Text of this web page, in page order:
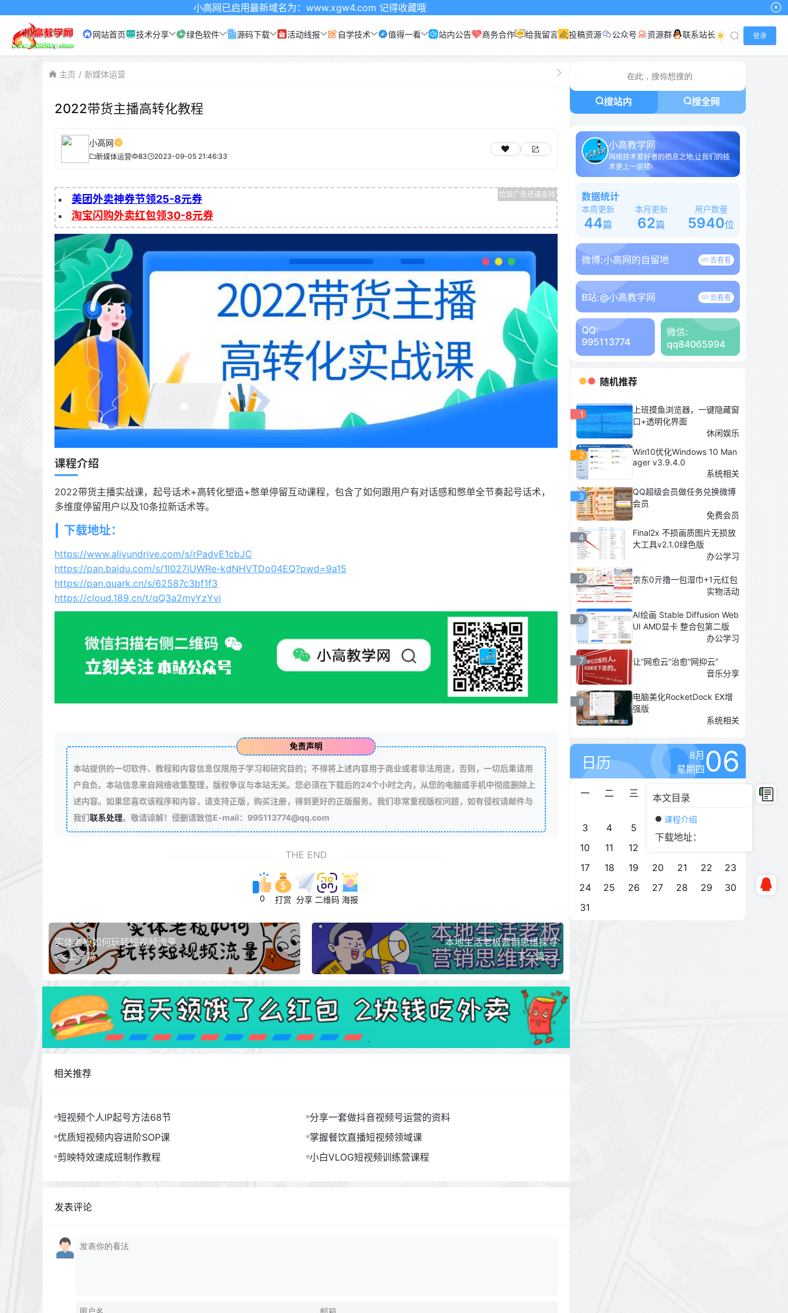
本文目录
课程介绍
下载地址：
小高网已启用最新域名为：www.xgw4.com 记得收藏哦
网站首页 技术分享 绿色软件 源码下载 活动线报 自学技术 值得一看 站内公告 商务合作 给我留言 投稿资源 公众号 资源群 联系站长 登录
主页 新媒体运营
2022带货主播高转化教程
小高网
新媒体运营 83 2023-09-05 21:46:33
美团外卖神券节领25-8元券
淘宝闪购外卖红包领30-8元券
课程介绍
2022带货主播实战课，起号话术+高转化塑造+憋单停留互动课程，包含了如何跟用户有对话感和憋单全节奏起号话术，
多维度停留用户以及10条拉新话术等。
下载地址：
https://www.aliyundrive.com/s/rPadvE1cbJC
https://pan.baidu.com/s/1l027iUWRe-kdNHVTDo04EQ?pwd=9a15
https://pan.quark.cn/s/62587c3bf1f3
https://cloud.189.cn/t/qQ3a2myYzYvi
免责声明
本站提供的一切软件、教程和内容信息仅限用于学习和研究目的；不得将上述内容用于商业或者非法用途，否则，一切后果请用
户自负。本站信息来自网络收集整理，版权争议与本站无关。您必须在下载后的24个小时之内，从您的电脑或手机中彻底删除上
述内容。如果您喜欢该程序和内容，请支持正版，购买注册，得到更好的正版服务。我们非常重视版权问题，如有侵权请邮件与
我们联系处理。敬请谅解！侵删请致信E-mail：995113774@qq.com
THE END
0 打赏 分享 二维码 海报
实体老板如何玩转短视频流量
<<上一篇
本地生活老板营销思维探寻
下一篇>>
相关推荐
短视频个人IP起号方法68节
分享一套做抖音视频号运营的资料
优质短视频内容进阶SOP课
掌握餐饮直播短视频领域课
剪映特效速成班制作教程
小白VLOG短视频训练营课程
发表评论
搜站内 搜全网
小高教学网
网络技术爱好者的栖息之地,让我们的技
术更上一层楼!
数据统计
本周更新
44篇
本月更新
62篇
用户数量
5940位
微博:小高网的自留地 去看看
B站:@小高教学网 去看看
QQ:
995113774
微信:
qq84065994
随机推荐
1
上班摸鱼浏览器，一键隐藏窗
口+透明化界面
休闲娱乐
2
Win10优化Windows 10 Man
ager v3.9.4.0
系统相关
3
QQ超级会员做任务兑换微博
会员
免费会员
4
Final2x 不损画质图片无损放
大工具v2.1.0绿色版
办公学习
5
京东0亓撸一包湿巾+1元红包
实物活动
6
AI绘画 Stable Diffusion Web
UI AMD显卡 整合包第二版
办公学习
7
让“网愈云”治愈“网抑云”
音乐分享
8
电脑美化RocketDock EX增
强版
系统相关
日历
8月
星期四06
一 二 三 四 五
3
4 5
10
11 12
17
18 19 20 21 22
23
24
25 26 27 28 29
30
31